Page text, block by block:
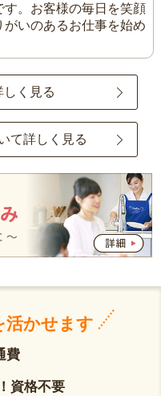
す。お客様の毎日を笑顔
がいのあるお仕事を始め
く見る
て詳しく見る
活かせます
費
資格不要